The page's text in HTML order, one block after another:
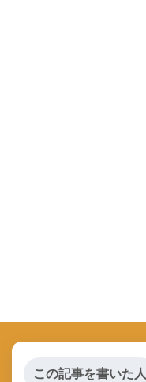
この記事を書いた人